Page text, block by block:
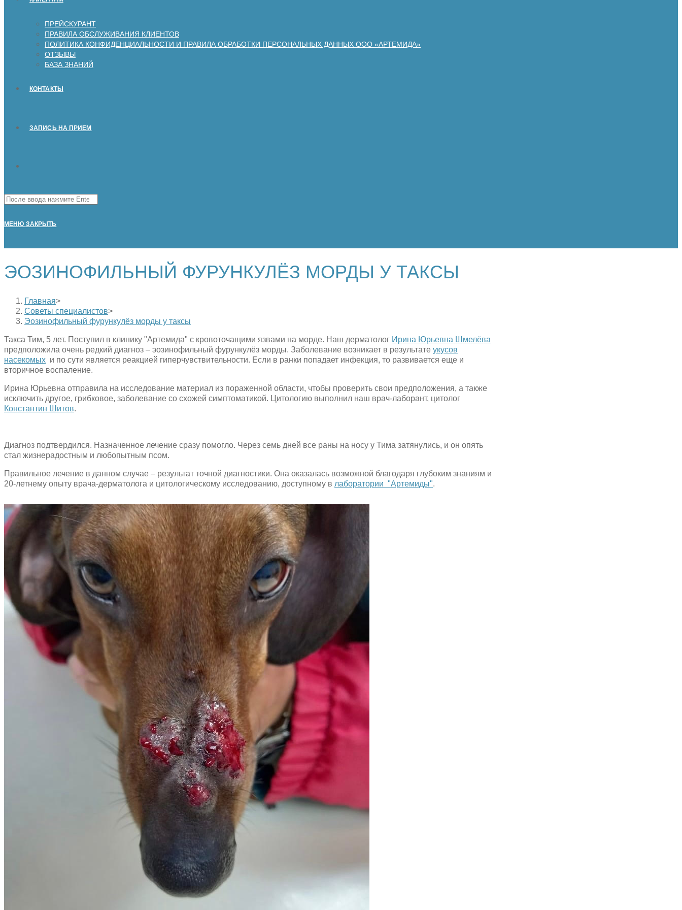
ПРЕЙСКУРАНТ
ПРАВИЛА ОБСЛУЖИВАНИЯ КЛИЕНТОВ
ПОЛИТИКА КОНФИДЕНЦИАЛЬНОСТИ И ПРАВИЛА ОБРАБОТКИ ПЕРСОНАЛЬНЫХ ДАННЫХ ООО «АРТЕМИДА»
ОТЗЫВЫ
БАЗА ЗНАНИЙ
КОНТАКТЫ
ЗАПИСЬ НА ПРИЕМ
Поиск
МЕНЮ ЗАКРЫТЬ
ЭОЗИНОФИЛЬНЫЙ ФУРУНКУЛЁЗ МОРДЫ У ТАКСЫ
Главная>
Советы специалистов>
Эозинофильный фурункулёз морды у таксы
Такса Тим, 5 лет. Поступил в клинику "Артемида" с кровоточащими язвами на морде. Наш дерматолог Ирина Юрьевна Шмелёва
предположила очень редкий диагноз – эозинофильный фурункулёз морды. Заболевание возникает в результате укусов
насекомых и по сути является реакцией гиперчувствительности. Если в ранки попадает инфекция, то развивается еще и
вторичное воспаление.
Ирина Юрьевна отправила на исследование материал из пораженной области, чтобы проверить свои предположения, а также
исключить другое, грибковое, заболевание со схожей симптоматикой. Цитологию выполнил наш врач-лаборант, цитолог
Константин Шитов.
Диагноз подтвердился. Назначенное лечение сразу помогло. Через семь дней все раны на носу у Тима затянулись, и он опять
стал жизнерадостным и любопытным псом.
Правильное лечение в данном случае – результат точной диагностики. Она оказалась возможной благодаря глубоким знаниям и
20-летнему опыту врача-дерматолога и цитологическому исследованию, доступному в лаборатории "Артемиды".